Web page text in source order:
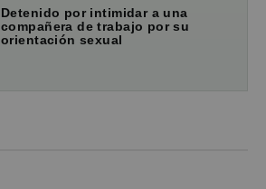
Detenido por intimidar a una
compañera de trabajo por su
orientación sexual